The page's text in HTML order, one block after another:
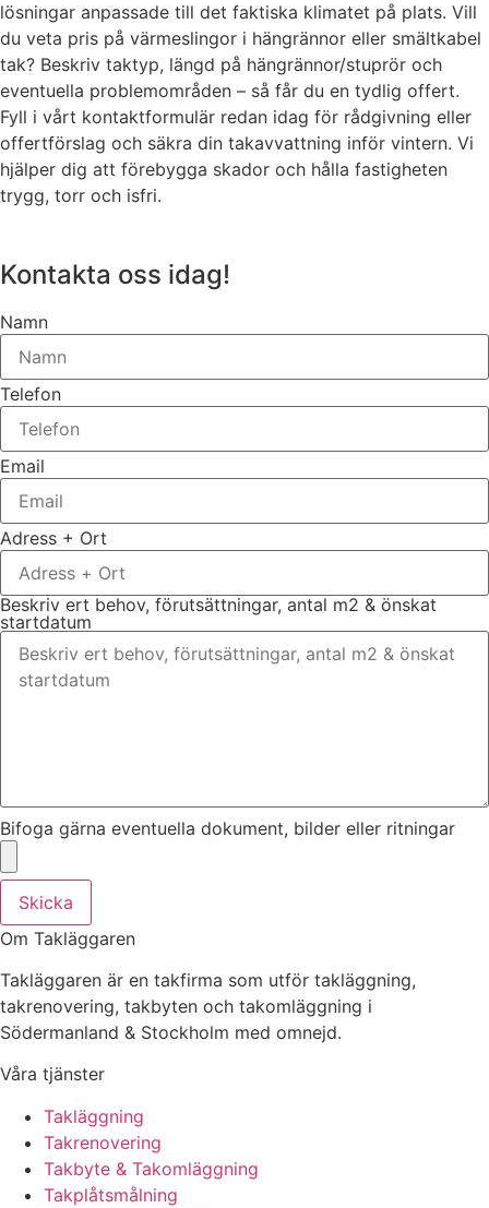
lösningar anpassade till det faktiska klimatet på plats. Vill
du veta pris på värmeslingor i hängrännor eller smältkabel
tak? Beskriv taktyp, längd på hängrännor/stuprör och
eventuella problemområden – så får du en tydlig offert.
Fyll i vårt kontaktformulär redan idag för rådgivning eller
offertförslag och säkra din takavvattning inför vintern. Vi
hjälper dig att förebygga skador och hålla fastigheten
trygg, torr och isfri.
Kontakta oss idag!
Namn
Telefon
Email
Adress + Ort
Beskriv ert behov, förutsättningar, antal m2 & önskat
startdatum
Bifoga gärna eventuella dokument, bilder eller ritningar
Skicka
Om Takläggaren
Takläggaren är en takfirma som utför takläggning,
takrenovering, takbyten och takomläggning i
Södermanland & Stockholm med omnejd.
Våra tjänster
Takläggning
Takrenovering
Takbyte & Takomläggning
Takplåtsmålning